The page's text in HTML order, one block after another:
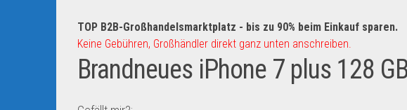
TOP B2B-Großhandelsmarktplatz - bis zu 90% beim Einkauf sparen.
Keine Gebühren, Großhändler direkt ganz unten anschreiben.
Brandneues iPhone 7 plus 128